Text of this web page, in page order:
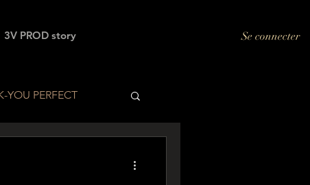
Se connecter
3V PROD story
YOU PERFECT